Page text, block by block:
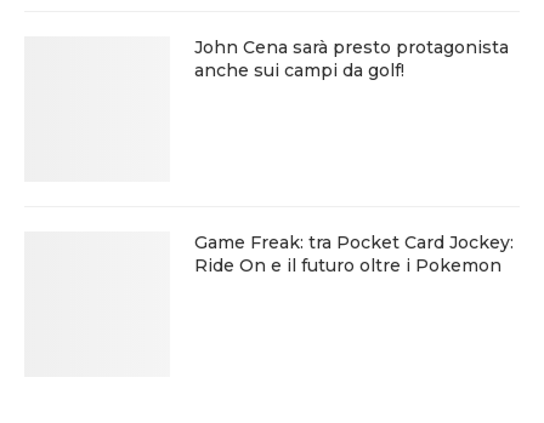
John Cena sarà presto protagonista
anche sui campi da golf!
Game Freak: tra Pocket Card Jockey:
Ride On e il futuro oltre i Pokemon